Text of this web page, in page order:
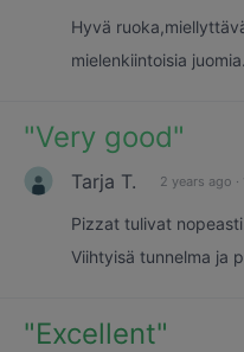
Hyvä
mielenkiintoisia
"Very good"
Tarja T. 2 years ago ·
Pizzat tulivat
Viihtyisä tunnelma ja
"Excellent"